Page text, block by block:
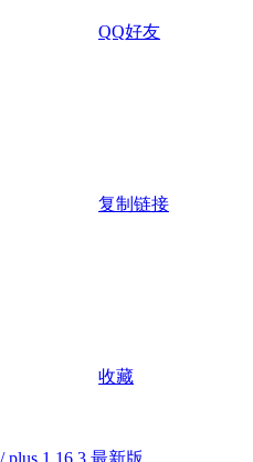
QQ好友
复制链接
收藏
plus 1.16.3 最新版